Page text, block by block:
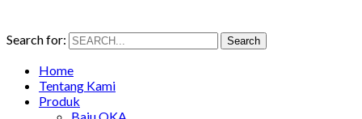
Search for: Search
Home
Tentang Kami
Produk